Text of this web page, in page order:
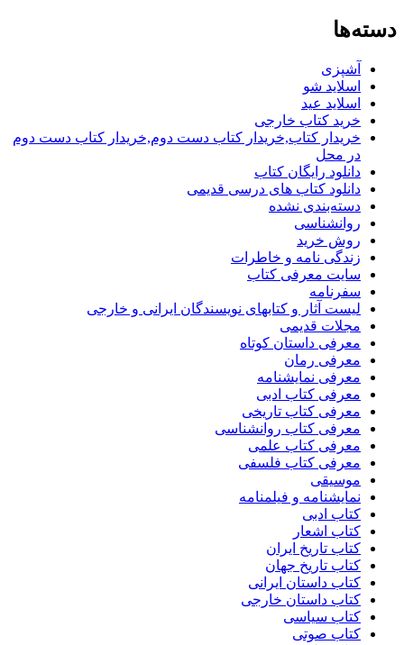
دسته‌ها
آشپزی
اسلاید شو
اسلاید عید
خرید کتاب خارجی
خریدار کتاب,خریدار کتاب دست دوم,خریدار کتاب دست دوم
در محل
دانلود رایگان کتاب
دانلود کتاب های درسی قدیمی
دسته‌بندی نشده
روانشناسی
روش خرید
زندگی نامه و خاطرات
سایت معرفی کتاب
سفرنامه
لیست آثار و کتابهای نویسندگان ایرانی و خارجی
مجلات قدیمی
معرفی داستان کوتاه
معرفی رمان
معرفی نمایشنامه
معرفی کتاب ادبی
معرفی کتاب تاریخی
معرفی کتاب روانشناسی
معرفی کتاب علمی
معرفی کتاب فلسفی
موسیقی
نمایشنامه و فیلمنامه
کتاب ادبی
کتاب اشعار
کتاب تاریخ ایران
کتاب تاریخ جهان
کتاب داستان ایرانی
کتاب داستان خارجی
کتاب سیاسی
کتاب صوتی